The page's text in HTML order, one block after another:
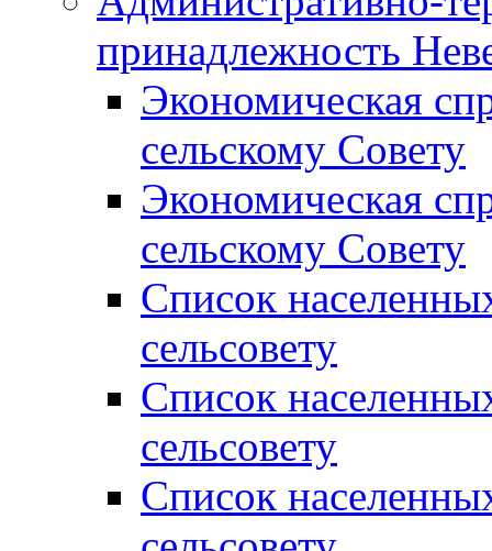
принадлежность
Экономическая
сельскому Совету
Экономическая
сельскому Совету
Список
сельсовету
Список
сельсовету
Список